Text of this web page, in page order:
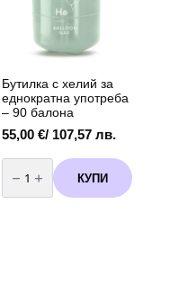
Бутилка с хелий за
еднократна употреба
– 90 балона
55,00 €/ 107,57 лв.
количество
за
Бутилка
с
КУПИ